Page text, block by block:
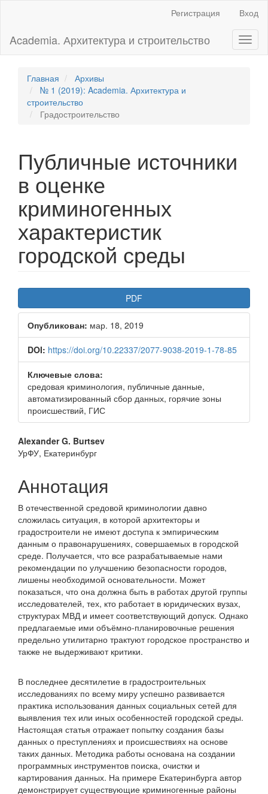
Основное
содержимое
панель
Регистрация Вход
Academia. Архитектура и строительство
Главная
Архивы
№ 1 (2019): Academia. Архитектура и
строительство
Градостроительство
Публичные источники
в оценке
криминогенных
характеристик
городской среды
Боковая
панель
статьи
PDF
Опубликован: мар. 18, 2019
DOI: https://doi.org/10.22337/2077-9038-2019-1-78-85
Ключевые слова:
средовая криминология, публичные данные,
автоматизированный сбор данных, горячие зоны
происшествий, ГИС
Основное
содержимое
статьи
Alexander G. Burtsev
УрФУ, Екатеринбург
Аннотация
В отечественной средовой криминологии давно
сложилась ситуация, в которой архитекторы и
градостроители не имеют доступа к эмпирическим
данным о правонарушениях, совершаемых в городской
среде. Получается, что все разрабатываемые нами
рекомендации по улучшению безопасности городов,
лишены необходимой основательности. Может
показаться, что она должна быть в работах другой группы
исследователей, тех, кто работает в юридических вузах,
структурах МВД и имеет соответствующий допуск. Однако
предлагаемые ими объёмно-планировочные решения
предельно утилитарно трактуют городское пространство и
также не выдерживают критики.
В последнее десятилетие в градостроительных
исследованиях по всему миру успешно развивается
практика использования данных социальных сетей для
выявления тех или иных особенностей городской среды.
Настоящая статья отражает попытку создания базы
данных о преступлениях и происшествиях на основе
таких данных. Методика работы основана на создании
программных инструментов поиска, очистки и
картирования данных. На примере Екатеринбурга автор
демонстрирует существующие криминогенные районы